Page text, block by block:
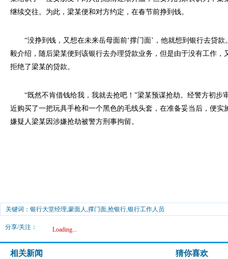
继续交往。为此，梁某便和对方约定，在春节前挣到钱。
“没挣到钱，又想在未来岳母面前‘撑门面’，他就想到银行去贷款
毅介绍，随后梁某便到该银行去办理贷款业务，但是由于没有工作，
拒绝了梁某的贷款。
“既然不肯借钱给我，我就去抢吧！”梁某预谋抢劫。经警方初步
近购买了一把玩具手枪和一个黑色的毛线头套，在准备妥当后，便实
嫌疑人梁某因涉嫌抢劫被警方刑事拘留。
关键词：银行大堂经理,蒙面人,撑门面,抢银行,银行工作人员
分享/关注： Loading...
相关新闻 猜你喜欢